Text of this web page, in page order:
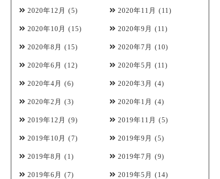
2020年12月 (5) 2020年11月 (11)
2020年10月 (15) 2020年9月 (11)
2020年8月 (15) 2020年7月 (10)
2020年6月 (12) 2020年5月 (11)
2020年4月 (6) 2020年3月 (4)
2020年2月 (3) 2020年1月 (4)
2019年12月 (9) 2019年11月 (5)
2019年10月 (7) 2019年9月 (5)
2019年8月 (1) 2019年7月 (9)
2019年6月 (7) 2019年5月 (14)